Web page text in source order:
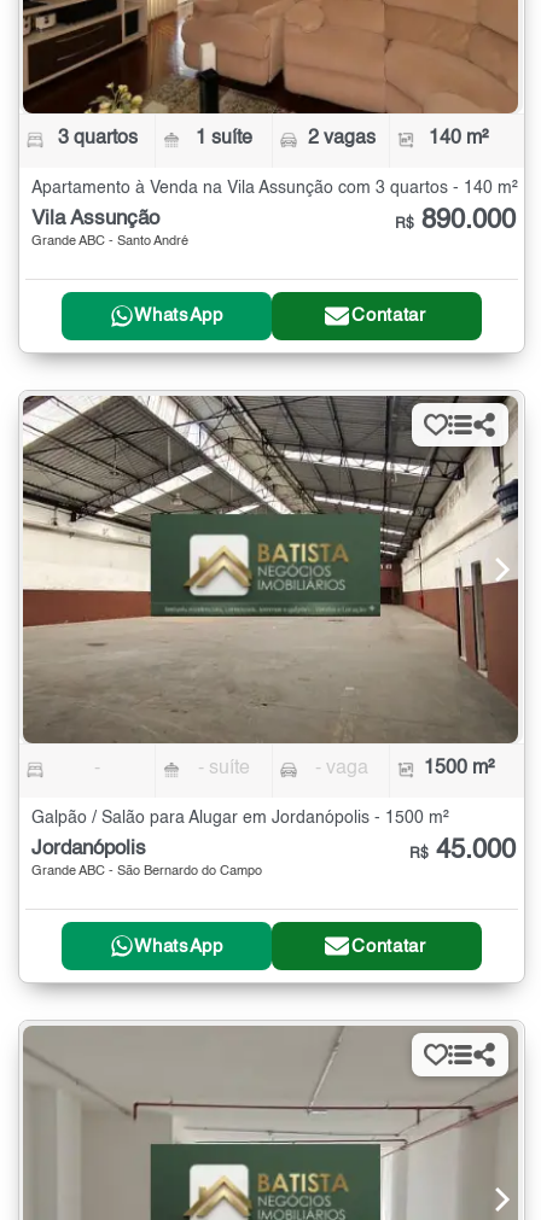
3 quartos 1 suíte 2 vagas 140 m²
Apartamento à Venda na Vila Assunção com 3 quartos - 140 m²
Vila Assunção
Grande ABC - Santo André
R$ 890.000
WhatsApp Contatar
- - suíte - vaga 1500 m²
Galpão / Salão para Alugar em Jordanópolis - 1500 m²
Jordanópolis
Grande ABC - São Bernardo do Campo
R$ 45.000
WhatsApp Contatar